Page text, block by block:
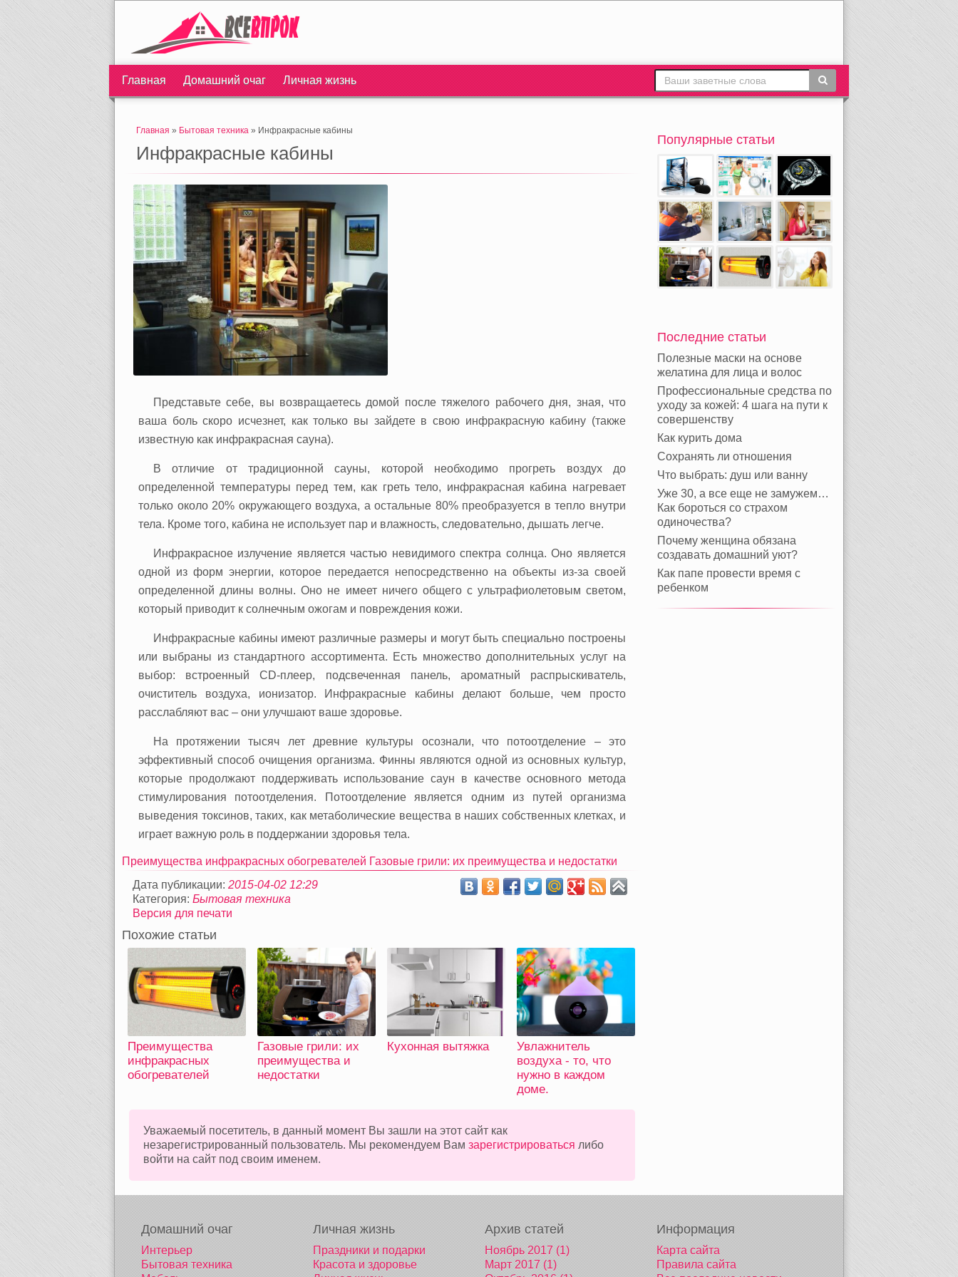
Главная Домашний очаг Личная жизнь
Главная » Бытовая техника » Инфракрасные кабины
Инфракрасные кабины
Представьте себе, вы возвращаетесь домой после тяжелого рабочего дня, зная, что
ваша боль скоро исчезнет, как только вы зайдете в свою инфракрасную кабину (также
известную как инфракрасная сауна).
В отличие от традиционной сауны, которой необходимо прогреть воздух до
определенной температуры перед тем, как греть тело, инфракрасная кабина нагревает
только около 20% окружающего воздуха, а остальные 80% преобразуется в тепло внутри
тела. Кроме того, кабина не использует пар и влажность, следовательно, дышать легче.
Инфракрасное излучение является частью невидимого спектра солнца. Оно является
одной из форм энергии, которое передается непосредственно на объекты из-за своей
определенной длины волны. Оно не имеет ничего общего с ультрафиолетовым светом,
который приводит к солнечным ожогам и повреждения кожи.
Инфракрасные кабины имеют различные размеры и могут быть специально построены
или выбраны из стандартного ассортимента. Есть множество дополнительных услуг на
выбор: встроенный CD-плеер, подсвеченная панель, ароматный распрыскиватель,
очиститель воздуха, ионизатор. Инфракрасные кабины делают больше, чем просто
расслабляют вас – они улучшают ваше здоровье.
На протяжении тысяч лет древние культуры осознали, что потоотделение – это
эффективный способ очищения организма. Финны являются одной из основных культур,
которые продолжают поддерживать использование саун в качестве основного метода
стимулирования потоотделения. Потоотделение является одним из путей организма
выведения токсинов, таких, как метаболические вещества в наших собственных клетках, и
играет важную роль в поддержании здоровья тела.
Преимущества инфракрасных обогревателей Газовые грили: их преимущества и недостатки
Дата публикации: 2015-04-02 12:29
Категория: Бытовая техника
Версия для печати
Похожие статьи
Преимущества
инфракрасных
обогревателей
Газовые грили: их
преимущества и
недостатки
Кухонная вытяжка
Увлажнитель
воздуха - то, что
нужно в каждом
доме.
Уважаемый посетитель, в данный момент Вы зашли на этот сайт как
незарегистрированный пользователь. Мы рекомендуем Вам зарегистрироваться либо
войти на сайт под своим именем.
Популярные статьи
Последние статьи
Полезные маски на основе
желатина для лица и волос
Профессиональные средства по
уходу за кожей: 4 шага на пути к
совершенству
Как курить дома
Сохранять ли отношения
Что выбрать: душ или ванну
Уже 30, а все еще не замужем…
Как бороться со страхом
одиночества?
Почему женщина обязана
создавать домашний уют?
Как папе провести время с
ребенком
Домашний очаг
Интерьер
Бытовая техника
Личная жизнь
Праздники и подарки
Красота и здоровье
Архив статей
Ноябрь 2017 (1)
Март 2017 (1)
Информация
Карта сайта
Правила сайта